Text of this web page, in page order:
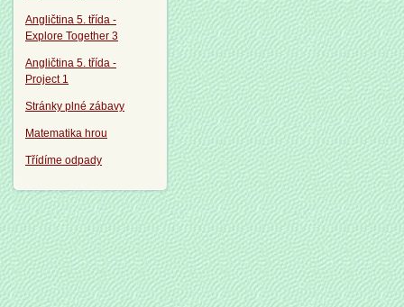
Angličtina 5. třída -
Explore Together 3
Angličtina 5. třída -
Project 1
Stránky plné zábavy
Matematika hrou
Třídíme odpady